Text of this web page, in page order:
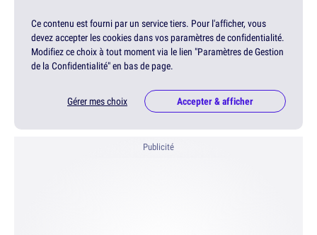
Ce contenu est fourni par un service tiers. Pour l'afficher, vous
devez accepter les cookies dans vos paramètres de confidentialité.
Modifiez ce choix à tout moment via le lien "Paramètres de Gestion
de la Confidentialité" en bas de page.
Gérer mes choix Accepter & afficher
Publicité